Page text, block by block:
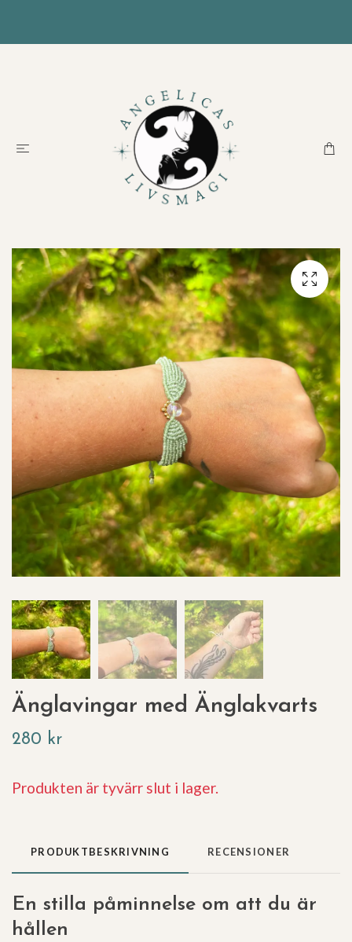
Änglavingar med Änglakvarts
280 kr
Produkten är tyvärr slut i lager.
PRODUKTBESKRIVNING RECENSIONER
En stilla påminnelse om att du är
hållen